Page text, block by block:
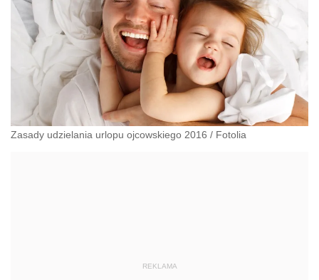
Zasady udzielania urlopu ojcowskiego 2016 / Fotolia